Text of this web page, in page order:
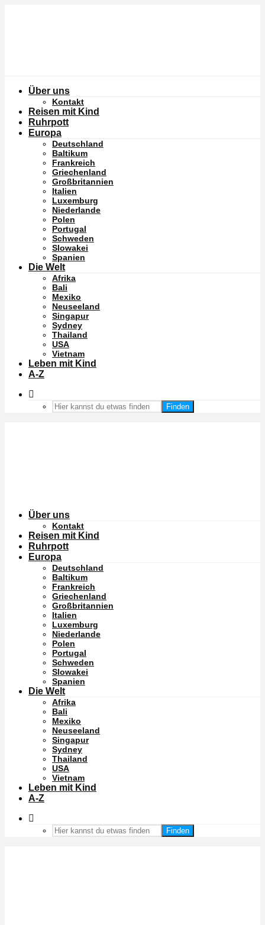
Über uns
Kontakt
Reisen mit Kind
Ruhrpott
Europa
Deutschland
Baltikum
Frankreich
Griechenland
Großbritannien
Italien
Luxemburg
Niederlande
Polen
Portugal
Schweden
Slowakei
Spanien
Die Welt
Afrika
Bali
Mexiko
Neuseeland
Singapur
Sydney
Thailand
USA
Vietnam
Leben mit Kind
A-Z
Finden
Über uns
Kontakt
Reisen mit Kind
Ruhrpott
Europa
Deutschland
Baltikum
Frankreich
Griechenland
Großbritannien
Italien
Luxemburg
Niederlande
Polen
Portugal
Schweden
Slowakei
Spanien
Die Welt
Afrika
Bali
Mexiko
Neuseeland
Singapur
Sydney
Thailand
USA
Vietnam
Leben mit Kind
A-Z
Finden